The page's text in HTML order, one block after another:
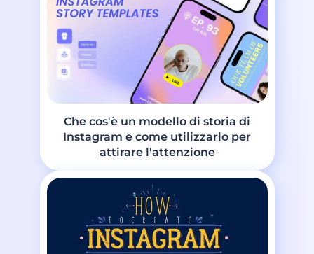
Che cos'è un modello di storia di
Instagram e come utilizzarlo per
attirare l'attenzione